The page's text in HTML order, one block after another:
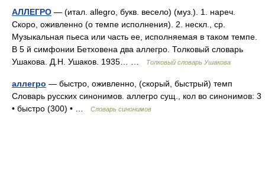
АЛЛЕГРО — (итал. allegro, букв. весело) (муз.). 1. нареч.
Скоро, оживленно (о темпе исполнения). 2. нескл., ср.
Музыкальная пьеса или часть ее, исполняемая в таком темпе.
В 5 й симфонии Бетховена два аллегро. Толковый словарь
Ушакова. Д.Н. Ушаков. 1935… …
Толковый словарь Ушакова
аллегро — быстро, оживленно, (скорый, быстрый) темп
Словарь русских синонимов. аллегро сущ., кол во синонимов: 3
• быстро (300) • …
Словарь синонимов